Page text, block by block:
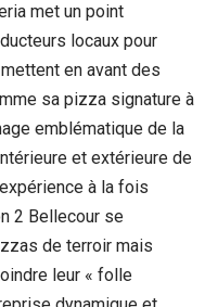
met un point
locaux pour
en avant des
sa pizza signature à
emblématique de la
et extérieure de
à la fois
2 Bellecour se
de terroir mais
leur « folle